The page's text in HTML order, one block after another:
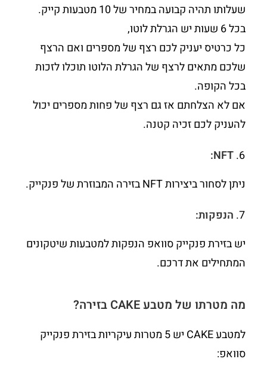
שעלותו תהיה קבועה במחיר של 10 מטבעות קייק.
בכל 6 שעות יש הגרלת לוטו,
כל כרטיס יעניק לכם רצף של מספרים ואם הרצף
שלכם מתאים לרצף של הגרלת הלוטו תוכלו לזכות
בכל הקופה.
אם לא הצלחתם אז גם רצף של פחות מספרים יכול
להעניק לכם זכיה קטנה.
NFT:
ניתן לסחור ביצירות NFT בזירה המבוזרת של פנקייק.
הנפקות:
יש בזירת פנקייק סוואפ הנפקות למטבעות שיטקונים
המתחילים את דרכם.
מה מטרתו של מטבעCAKE בזירה?
למטבע CAKE יש 5 מטרות עיקריות בזירת פנקייק
סוואפ: